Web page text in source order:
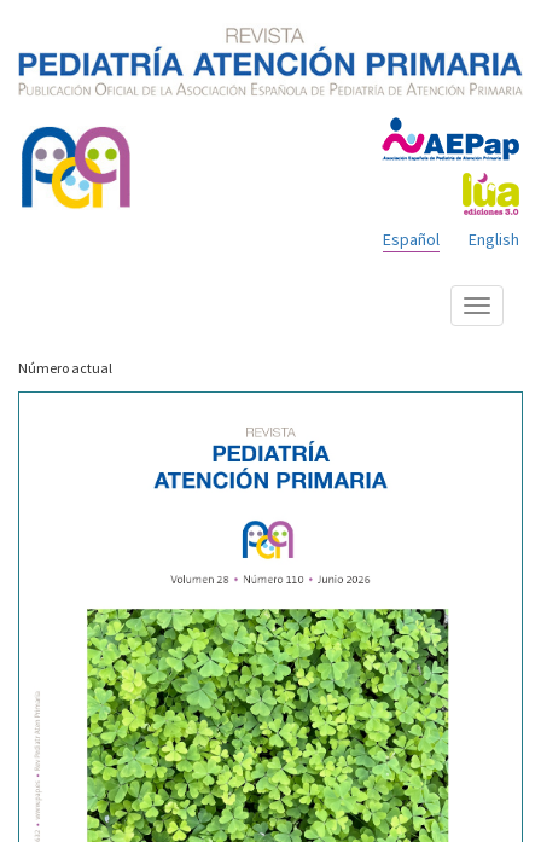
English
Español
Mostrar
menú
Número actual